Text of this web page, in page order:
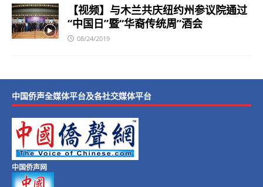
【视频】与木兰共庆纽约州参议院通过
“中国日”暨“华裔传统周”酒会
08/24/2019
中国侨声全媒体平台及各社交媒体平台
中国侨声网